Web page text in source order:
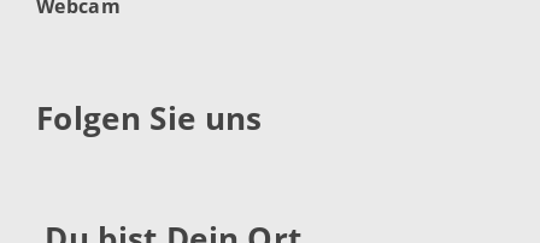
Webcam
Folgen Sie uns